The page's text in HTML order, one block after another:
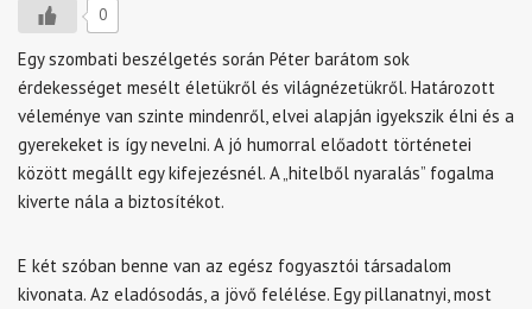
0
Egy szombati beszélgetés során Péter barátom sok
érdekességet mesélt életükről és világnézetükről. Határozott
véleménye van szinte mindenről, elvei alapján igyekszik élni és a
gyerekeket is így nevelni. A jó humorral előadott történetei
között megállt egy kifejezésnél. A „hitelből nyaralás” fogalma
kiverte nála a biztosítékot.
E két szóban benne van az egész fogyasztói társadalom
kivonata. Az eladósodás, a jövő felélése. Egy pillanatnyi, most